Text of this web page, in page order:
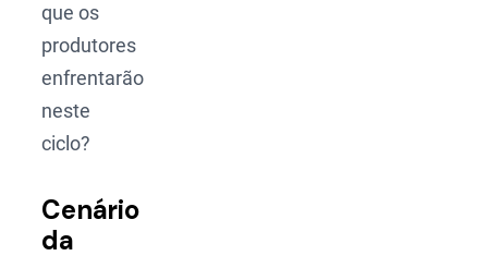
que os
produtores
enfrentarão
neste
ciclo?
Cenário
da